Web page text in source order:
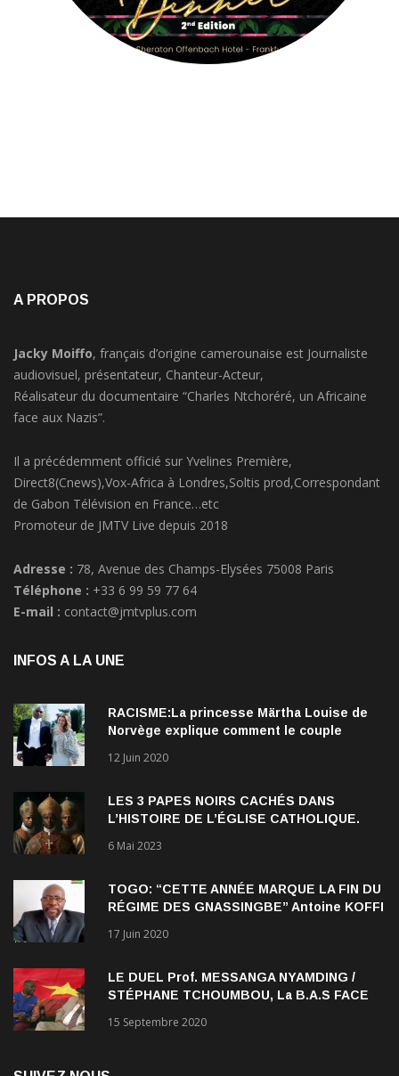
A PROPOS
Jacky Moiffo, français d’origine camerounaise est Journaliste
audiovisuel, présentateur, Chanteur-Acteur,
Réalisateur du documentaire “Charles Ntchoréré, un Africaine
face aux Nazis”.
Il a précédemment officié sur Yvelines Première,
Direct8(Cnews),Vox-Africa à Londres,Soltis prod,Correspondant
de Gabon Télévision en France…etc
Promoteur de JMTV Live depuis 2018
Adresse : 78, Avenue des Champs-Elysées 75008 Paris
Téléphone : +33 6 99 59 77 64
E-mail : contact@jmtvplus.com
INFOS A LA UNE
RACISME:La princesse Märtha Louise de
Norvège explique comment le couple
Verrett lui a ouvert les yeux sur le racisme
12 Juin 2020
LES 3 PAPES NOIRS CACHÉS DANS
L’HISTOIRE DE L’ÉGLISE CATHOLIQUE.
6 Mai 2023
TOGO: “CETTE ANNÉE MARQUE LA FIN DU
RÉGIME DES GNASSINGBE” Antoine KOFFI
17 Juin 2020
LE DUEL Prof. MESSANGA NYAMDING /
STÉPHANE TCHOUMBOU, La B.A.S FACE
15 Septembre 2020